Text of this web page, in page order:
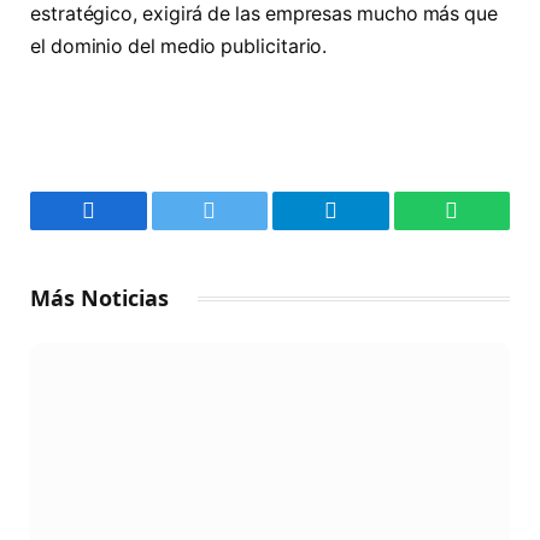
estratégico, exigirá de las empresas mucho más que
el dominio del medio publicitario.
Facebook Twitter Telegram
Más Noticias